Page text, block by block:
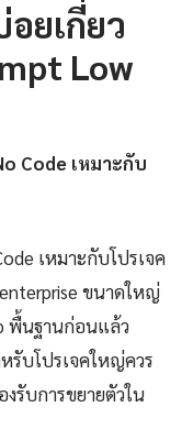
ยเกี่ยว
Low
Code เหมาะกับ
เหมาะกับโปรเจค
ขนาดใหญ่
พื้นฐานก่อนแล้ว
รับโปรเจคใหญ่ควร
รับการขยายตัวใน